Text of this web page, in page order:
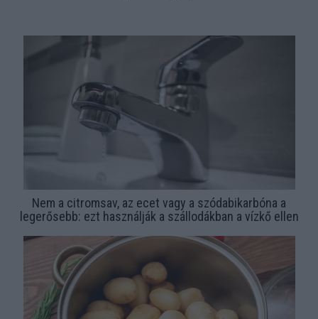
Nem a citromsav, az ecet vagy a szódabikarbóna a
legerősebb: ezt használják a szállodákban a vízkő ellen